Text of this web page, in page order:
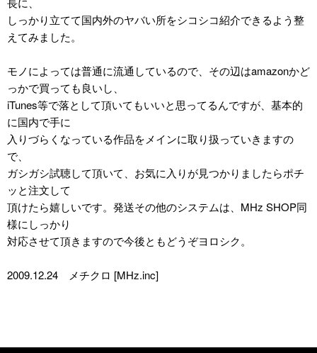
しっかり立てて国内外のヤバい所をシコシコ紹介できるよう整
えてみました。
モノによっては普通に流通しているので、その辺はamazonかど
っかで買っても良いし、
iTunes等で落として頂いてもいいと思ってるんですが、基本的
に国内で手に
入りづらくなっている作品をメインに取り扱っていきますの
で、
ガシガシ試聴して頂いて、お気に入りが見つかりましたらポチ
ッと注文して
頂けたら嬉しいです。発送その他のシステムは、MHz SHOP同
様にしっかり
対応させて頂きますので今後ともどうぞヨロシク。
2009.12.24 メチクロ [MHz.inc]